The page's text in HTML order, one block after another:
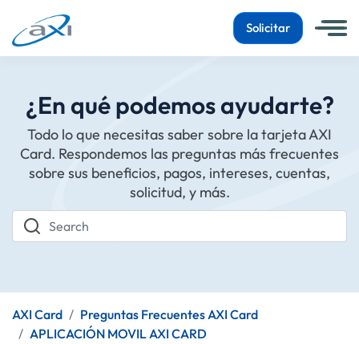
Solicitar
¿En qué podemos ayudarte?
Todo lo que necesitas saber sobre la tarjeta AXI
Card. Respondemos las preguntas más frecuentes
sobre sus beneficios, pagos, intereses, cuentas,
solicitud, y más.
AXI Card
Preguntas Frecuentes AXI Card
APLICACIÓN MOVIL AXI CARD